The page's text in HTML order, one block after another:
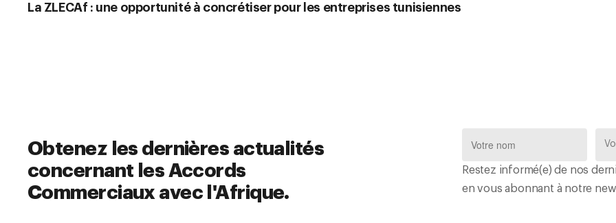
La ZLECAf : une opportunité à concrétiser pour les entreprises tunisiennes
Obtenez les dernières actualités
concernant les Accords
Commerciaux avec l'Afrique.
Restez informé(e) de nos
en vous abonnant à notre